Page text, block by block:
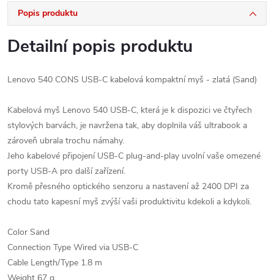
Popis produktu
Detailní popis produktu
Lenovo 540 CONS USB-C kabelová kompaktní myš - zlatá (Sand)
Kabelová myš Lenovo 540 USB-C, která je k dispozici ve čtyřech
stylových barvách, je navržena tak, aby doplnila váš ultrabook a
zároveň ubrala trochu námahy.
Jeho kabelové připojení USB-C plug-and-play uvolní vaše omezené
porty USB-A pro další zařízení.
Kromě přesného optického senzoru a nastavení až 2400 DPI za
chodu tato kapesní myš zvýší vaši produktivitu kdekoli a kdykoli.
Color Sand
Connection Type Wired via USB-C
Cable Length/Type 1.8 m